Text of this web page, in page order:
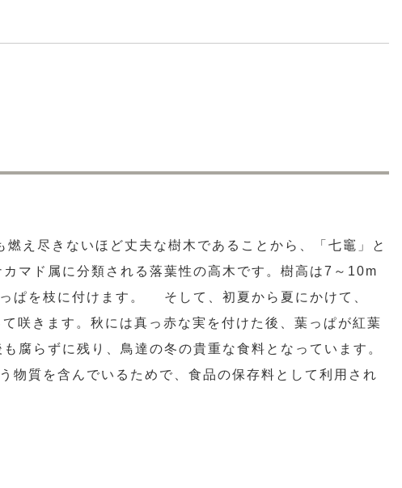
え尽きないほど丈夫な樹木であることから、「七竈」と
マド属に分類される落葉性の高木です。樹高は7～10m
ぱを枝に付けます。 そして、初夏から夏にかけて、
咲きます。秋には真っ赤な実を付けた後、葉っぱが紅葉
腐らずに残り、鳥達の冬の貴重な食料となっています。
物質を含んでいるためで、食品の保存料として利用され